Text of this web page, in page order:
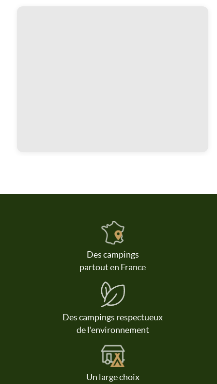
Des campings
partout en France
Des campings respectueux
de l'environnement
Un large choix